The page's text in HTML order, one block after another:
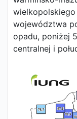
wielkopolskiego
województwa
opadu, poniżej
centralnej i